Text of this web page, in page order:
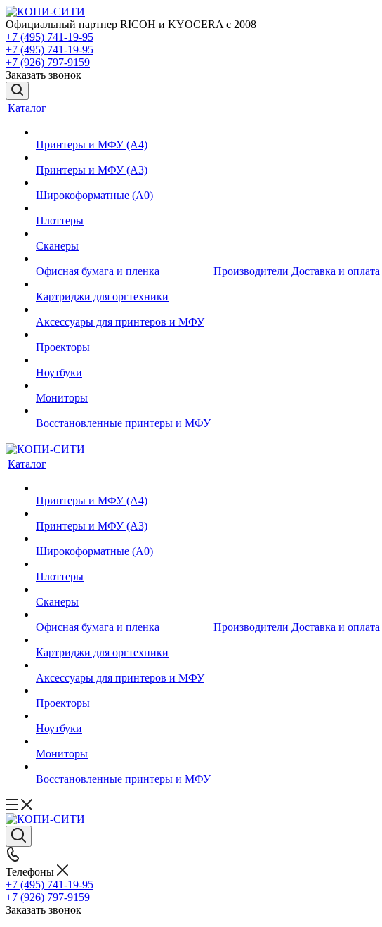
Официальный партнер RICOH и KYOCERA с 2008
+7 (495) 741-19-95
+7 (495) 741-19-95
+7 (926) 797-9159
Заказать звонок
Каталог
Принтеры и МФУ (А4)
Принтеры и МФУ (А3)
Широкоформатные (А0)
Плоттеры
Сканеры
Офисная бумага и пленка
Картриджи для оргтехники
Аксессуары для принтеров и МФУ
Проекторы
Ноутбуки
Мониторы
Восстановленные принтеры и МФУ
Производители Доставка и оплата
Каталог
Принтеры и МФУ (А4)
Принтеры и МФУ (А3)
Широкоформатные (А0)
Плоттеры
Сканеры
Офисная бумага и пленка
Картриджи для оргтехники
Аксессуары для принтеров и МФУ
Проекторы
Ноутбуки
Мониторы
Восстановленные принтеры и МФУ
Производители Доставка и оплата
Телефоны
+7 (495) 741-19-95
+7 (926) 797-9159
Заказать звонок